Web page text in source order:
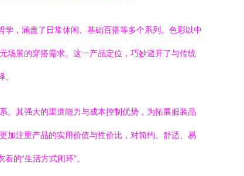
，涵盖了日常休闲、基础百搭等多个系列。色彩以中
场景的穿搭需求。这一产品定位，巧妙避开了与传统
。其强大的渠道能力与成本控制优势，为拓展服装品
加注重产品的实用价值与性价比，对简约、舒适、易
的“生活方式闭环”。